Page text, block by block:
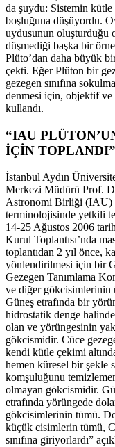
da şuydu: Sistemin
boşluğuna düşüyordu.
uydusunun oluşturduğu
düşmediği başka bir
Plüto’dan daha büyük
çekti. Eğer Plüton bir
gezegen sınıfına
denmesi için, objektif ve
kullandı.
“IAU
İÇİN TOPLANDI”
İstanbul Aydın
Merkezi Müdürü Prof.
Astronomi Birliği (IAU)
terminolojisinde yetkili
14-25 Ağustos 2006
Kurul Toplantısı’nda
toplantıdan 2 yıl önce,
yönlendirilmesi için bir
Gezegen Tanımlama
ve diğer gökcisimlerinin
Güneş etrafında bir
hidrostatik denge
olan ve yörüngesinin
gökcismidir. Cüce
kendi kütle çekimi
hemen küresel bir şekle
komşuluğunu
olmayan gökcismidir.
etrafında yörüngede
gökcisimlerinin tümü.
küçük cisimlerin tümü,
sınıfına giriyorlardı”